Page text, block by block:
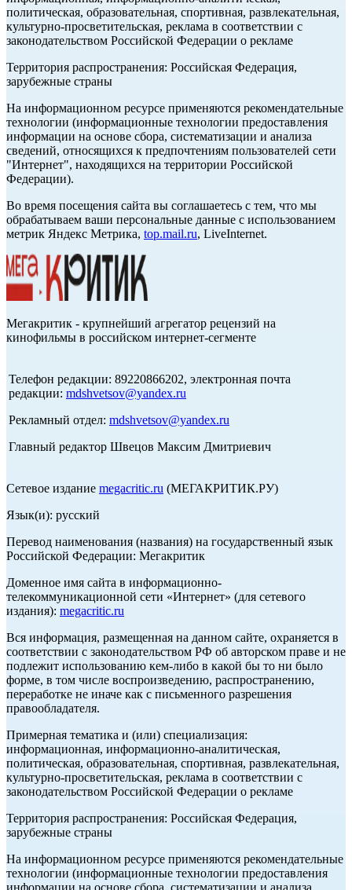
политическая, образовательная, спортивная, развлекательная,
культурно-просветительская, реклама в соответствии с
законодательством Российской Федерации о рекламе
Территория распространения: Российская Федерация,
зарубежные страны
На информационном ресурсе применяются рекомендательные
технологии (информационные технологии предоставления
информации на основе сбора, систематизации и анализа
сведений, относящихся к предпочтениям пользователей сети
"Интернет", находящихся на территории Российской
Федерации).
Во время посещения сайта вы соглашаетесь с тем, что мы
обрабатываем ваши персональные данные с использованием
метрик Яндекс Метрика, top.mail.ru, LiveInternet.
Мегакритик - крупнейший агрегатор рецензий на
кинофильмы в российском интернет-сегменте
Телефон редакции: 89220866202, электронная почта
редакции: mdshvetsov@yandex.ru
Рекламный отдел: mdshvetsov@yandex.ru
Главный редактор Швецов Максим Дмитриевич
Сетевое издание megacritic.ru (МЕГАКРИТИК.РУ)
Язык(и): русский
Перевод наименования (названия) на государственный язык
Российской Федерации: Мегакритик
Доменное имя сайта в информационно-
телекоммуникационной сети «Интернет» (для сетевого
издания): megacritic.ru
Вся информация, размещенная на данном сайте, охраняется в
соответствии с законодательством РФ об авторском праве и не
подлежит использованию кем-либо в какой бы то ни было
форме, в том числе воспроизведению, распространению,
переработке не иначе как с письменного разрешения
правообладателя.
Примерная тематика и (или) специализация:
информационная, информационно-аналитическая,
политическая, образовательная, спортивная, развлекательная,
культурно-просветительская, реклама в соответствии с
законодательством Российской Федерации о рекламе
Территория распространения: Российская Федерация,
зарубежные страны
На информационном ресурсе применяются рекомендательные
технологии (информационные технологии предоставления